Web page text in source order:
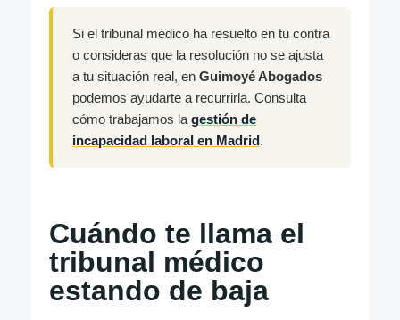
Si el tribunal médico ha resuelto en tu contra
o consideras que la resolución no se ajusta
a tu situación real, en Guimoyé Abogados
podemos ayudarte a recurrirla. Consulta
cómo trabajamos lagestión de
incapacidad laboral en Madrid.
Cuándo te llama el
tribunal médico
estando de baja